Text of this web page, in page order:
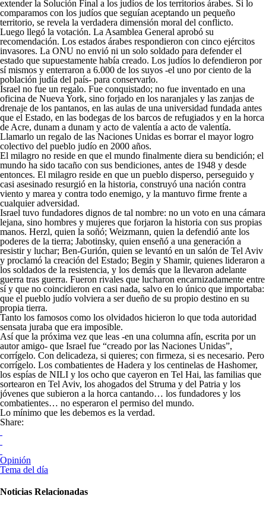
extender la Solución Final a los judíos de los territorios árabes. Si lo
comparamos con los judíos que seguían aceptando un pequeño
territorio, se revela la verdadera dimensión moral del conflicto.
Luego llegó la votación. La Asamblea General aprobó su
recomendación. Los estados árabes respondieron con cinco ejércitos
invasores. La ONU no envió ni un solo soldado para defender el
estado que supuestamente había creado. Los judíos lo defendieron por
sí mismos y enterraron a 6.000 de los suyos -el uno por ciento de la
población judía del país- para conservarlo.
Israel no fue un regalo. Fue conquistado; no fue inventado en una
oficina de Nueva York, sino forjado en los naranjales y las zanjas de
drenaje de los pantanos, en las aulas de una universidad fundada antes
que el Estado, en las bodegas de los barcos de refugiados y en la horca
de Acre, dunam a dunam y acto de valentía a acto de valentía.
Llamarlo un regalo de las Naciones Unidas es borrar el mayor logro
colectivo del pueblo judío en 2000 años.
El milagro no reside en que el mundo finalmente diera su bendición; el
mundo ha sido tacaño con sus bendiciones, antes de 1948 y desde
entonces. El milagro reside en que un pueblo disperso, perseguido y
casi asesinado resurgió en la historia, construyó una nación contra
viento y marea y contra todo enemigo, y la mantuvo firme frente a
cualquier adversidad.
Israel tuvo fundadores dignos de tal nombre: no un voto en una cámara
lejana, sino hombres y mujeres que forjaron la historia con sus propias
manos. Herzl, quien la soñó; Weizmann, quien la defendió ante los
poderes de la tierra; Jabotinsky, quien enseñó a una generación a
resistir y luchar; Ben-Gurión, quien se levantó en un salón de Tel Aviv
y proclamó la creación del Estado; Begin y Shamir, quienes lideraron a
los soldados de la resistencia, y los demás que la llevaron adelante
guerra tras guerra. Fueron rivales que lucharon encarnizadamente entre
sí y que no coincidieron en casi nada, salvo en lo único que importaba:
que el pueblo judío volviera a ser dueño de su propio destino en su
propia tierra.
Tanto los famosos como los olvidados hicieron lo que toda autoridad
sensata juraba que era imposible.
Así que la próxima vez que leas -en una columna afín, escrita por un
autor amigo- que Israel fue “creado por las Naciones Unidas”,
corrígelo. Con delicadeza, si quieres; con firmeza, si es necesario. Pero
corrígelo. Los combatientes de Hadera y los centinelas de Hashomer,
los espías de NILI y los ocho que cayeron en Tel Hai, las familias que
sortearon en Tel Aviv, los ahogados del Struma y del Patria y los
jóvenes que subieron a la horca cantando… los fundadores y los
combatientes… no esperaron el permiso del mundo.
Lo mínimo que les debemos es la verdad.
Share:
Opinión
Tema del día
Noticias Relacionadas